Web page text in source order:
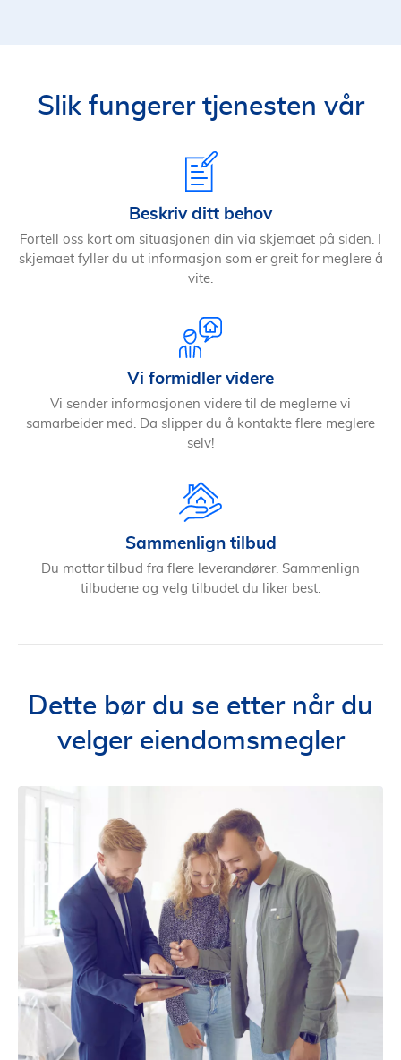
Slik fungerer tjenesten vår
Beskriv ditt behov
Fortell oss kort om situasjonen din via skjemaet på siden. I
skjemaet fyller du ut informasjon som er greit for meglere å
vite.
Vi formidler videre
Vi sender informasjonen videre til de meglerne vi
samarbeider med. Da slipper du å kontakte flere meglere
selv!
Sammenlign tilbud
Du mottar tilbud fra flere leverandører. Sammenlign
tilbudene og velg tilbudet du liker best.
Dette bør du se etter når du
velger eiendomsmegler